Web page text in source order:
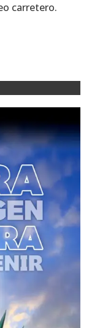
carretero.